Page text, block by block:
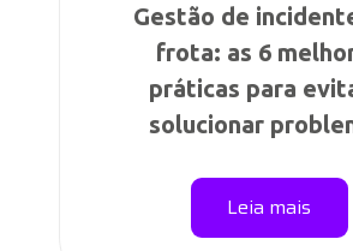
Gestão de
frota: as 6
práticas para
solucionar
Leia mais